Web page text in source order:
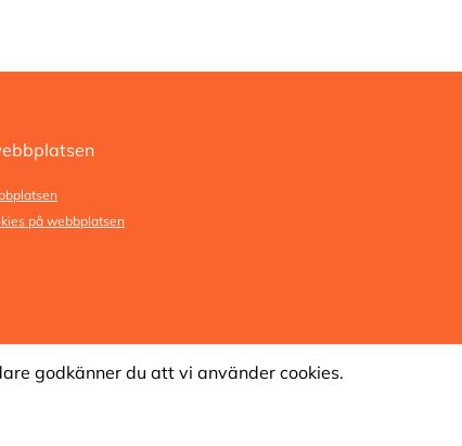
på webbplatsen
godkänner du att vi använder cookies.